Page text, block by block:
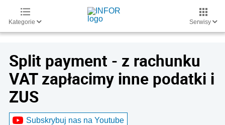
Kategorie Serwisy
Split payment - z rachunku
VAT zapłacimy inne podatki i
ZUS
Subskrybuj nas na Youtube